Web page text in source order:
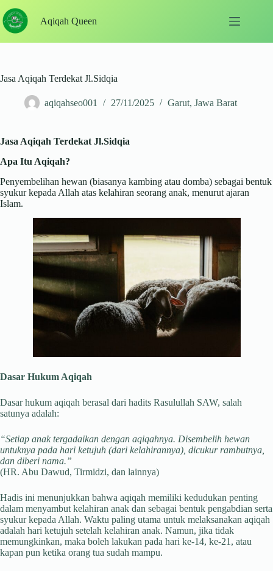
to
content
Aqiqah Queen
Jasa Aqiqah Terdekat Jl.Sidqia
aqiqahseo001 27/11/2025 Garut, Jawa Barat
Jasa Aqiqah Terdekat Jl.Sidqia
Apa Itu Aqiqah?
Penyembelihan hewan (biasanya kambing atau domba) sebagai bentuk
syukur kepada Allah atas kelahiran seorang anak, menurut ajaran
Islam.
Dasar Hukum Aqiqah
Dasar hukum aqiqah berasal dari hadits Rasulullah SAW, salah
satunya adalah:
“Setiap anak tergadaikan dengan aqiqahnya. Disembelih hewan
untuknya pada hari ketujuh (dari kelahirannya), dicukur rambutnya,
dan diberi nama.”
(HR. Abu Dawud, Tirmidzi, dan lainnya)
Hadis ini menunjukkan bahwa aqiqah memiliki kedudukan penting
dalam menyambut kelahiran anak dan sebagai bentuk pengabdian serta
syukur kepada Allah. Waktu paling utama untuk melaksanakan aqiqah
adalah hari ketujuh setelah kelahiran anak. Namun, jika tidak
memungkinkan, maka boleh lakukan pada hari ke-14, ke-21, atau
kapan pun ketika orang tua sudah mampu.